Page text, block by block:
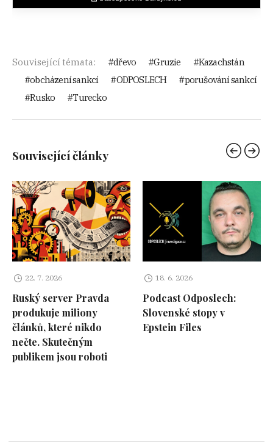
Související témata: dřevo Gruzie
Kazachstán
obcházení sankcí
ODPOSLECH
porušování sankcí
Rusko
Turecko
Související články
22. 7. 2026
Ruský server Pravda
produkuje miliony
článků, které nikdo
nečte. Skutečným
publikem jsou roboti
18. 6. 2026
Podcast Odposlech:
Slovenské stopy v
Epstein Files